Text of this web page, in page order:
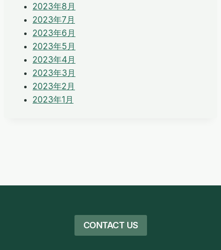
2023年8月
2023年7月
2023年6月
2023年5月
2023年4月
2023年3月
2023年2月
2023年1月
CONTACT US